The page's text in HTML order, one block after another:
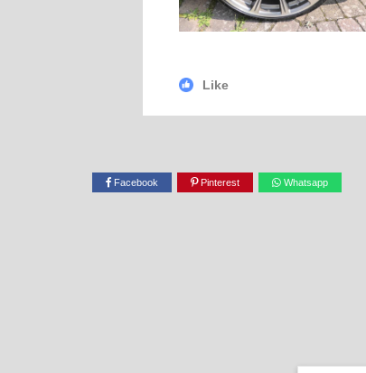
Like
Facebook Pinterest Whatsapp